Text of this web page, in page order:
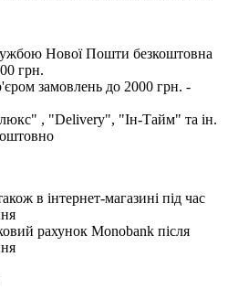
Нової Пошти безкоштовна
грн.
замовлень до 2000 грн. -
, "Delivery", "Iн-Тайм" та ін.
в інтернет-магазині під час
рахунок Monobank після